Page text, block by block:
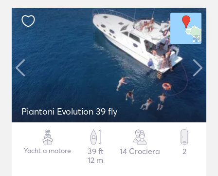
Piantoni Evolution 39 fly
Yacht a motore
39 ft
12 m
14 Crociera 2